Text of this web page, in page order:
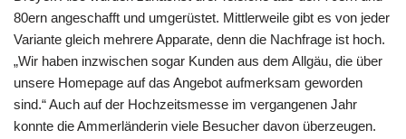
80ern angeschafft und umgerüstet. Mittlerweile gibt es von jeder
Variante gleich mehrere Apparate, denn die Nachfrage ist hoch.
„Wir haben inzwischen sogar Kunden aus dem Allgäu, die über
unsere Homepage auf das Angebot aufmerksam geworden
sind.“ Auch auf der Hochzeitsmesse im vergangenen Jahr
konnte die Ammerländerin viele Besucher davon überzeugen.